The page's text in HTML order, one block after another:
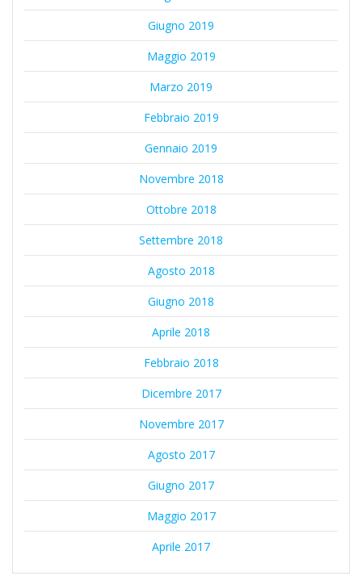
Giugno 2019
Maggio 2019
Marzo 2019
Febbraio 2019
Gennaio 2019
Novembre 2018
Ottobre 2018
Settembre 2018
Agosto 2018
Giugno 2018
Aprile 2018
Febbraio 2018
Dicembre 2017
Novembre 2017
Agosto 2017
Giugno 2017
Maggio 2017
Aprile 2017